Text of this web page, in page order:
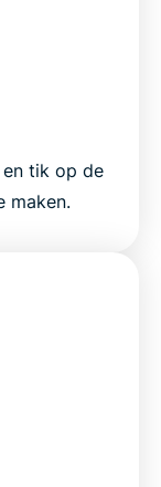
en tik op de
maken.